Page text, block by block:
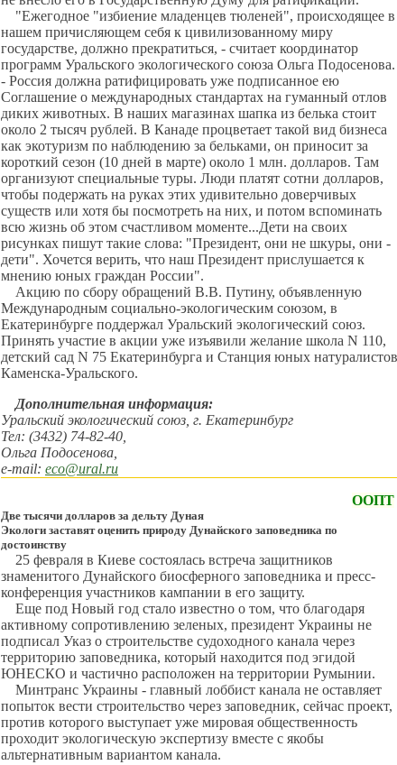
"Ежегодное "избиение младенцев тюленей", происходящее в
нашем причисляющем себя к цивилизованному миру
государстве, должно прекратиться, - считает координатор
программ Уральского экологического союза Ольга Подосенова.
- Россия должна ратифицировать уже подписанное ею
Соглашение о международных стандартах на гуманный отлов
диких животных. В наших магазинах шапка из белька стоит
около 2 тысяч рублей. В Канаде процветает такой вид бизнеса
как экотуризм по наблюдению за бельками, он приносит за
короткий сезон (10 дней в марте) около 1 млн. долларов. Там
организуют специальные туры. Люди платят сотни долларов,
чтобы подержать на руках этих удивительно доверчивых
существ или хотя бы посмотреть на них, и потом вспоминать
всю жизнь об этом счастливом моменте...Дети на своих
рисунках пишут такие слова: "Президент, они не шкуры, они -
дети". Хочется верить, что наш Президент прислушается к
мнению юных граждан России".
Акцию по сбору обращений В.В. Путину, объявленную
Международным социально-экологическим союзом, в
Екатеринбурге поддержал Уральский экологический союз.
Принять участие в акции уже изъявили желание школа N 110,
детский сад N 75 Екатеринбурга и Станция юных натуралистов
Каменска-Уральского.
Дополнительная информация:
Уральский экологический союз, г. Екатеринбург
Тел: (3432) 74-82-40,
Ольга Подосенова,
e-mail: eco@ural.ru
ООПТ
Две тысячи долларов за дельту Дуная
Экологи заставят оценить природу Дунайского заповедника по
достоинству
25 февраля в Киеве состоялась встреча защитников
знаменитого Дунайского биосферного заповедника и пресс-
конференция участников кампании в его защиту.
Еще под Новый год стало известно о том, что благодаря
активному сопротивлению зеленых, президент Украины не
подписал Указ о строительстве судоходного канала через
территорию заповедника, который находится под эгидой
ЮНЕСКО и частично расположен на территории Румынии.
Минтранс Украины - главный лоббист канала не оставляет
попыток вести строительство через заповедник, сейчас проект,
против которого выступает уже мировая общественность
проходит экологическую экспертизу вместе с якобы
альтернативным вариантом канала.